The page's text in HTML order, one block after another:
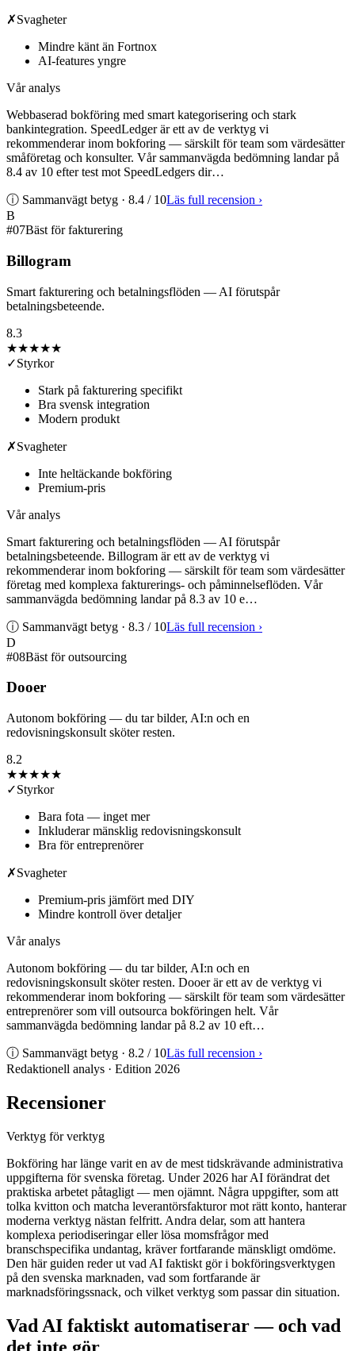
✗Svagheter
Mindre känt än Fortnox
AI-features yngre
Vår analys
Webbaserad bokföring med smart kategorisering och stark
bankintegration. SpeedLedger är ett av de verktyg vi
rekommenderar inom bokforing — särskilt för team som värdesätter
småföretag och konsulter. Vår sammanvägda bedömning landar på
8.4 av 10 efter test mot SpeedLedgers dir…
ⓘ Sammanvägt betyg · 8.4 / 10Läs full recension ›
B
#07Bäst för fakturering
Billogram
Smart fakturering och betalningsflöden — AI förutspår
betalningsbeteende.
8.3
★★★★★
✓Styrkor
Stark på fakturering specifikt
Bra svensk integration
Modern produkt
✗Svagheter
Inte heltäckande bokföring
Premium-pris
Vår analys
Smart fakturering och betalningsflöden — AI förutspår
betalningsbeteende. Billogram är ett av de verktyg vi
rekommenderar inom bokforing — särskilt för team som värdesätter
företag med komplexa fakturerings- och påminnelseflöden. Vår
sammanvägda bedömning landar på 8.3 av 10 e…
ⓘ Sammanvägt betyg · 8.3 / 10Läs full recension ›
D
#08Bäst för outsourcing
Dooer
Autonom bokföring — du tar bilder, AI:n och en
redovisningskonsult sköter resten.
8.2
★★★★★
✓Styrkor
Bara fota — inget mer
Inkluderar mänsklig redovisningskonsult
Bra för entreprenörer
✗Svagheter
Premium-pris jämfört med DIY
Mindre kontroll över detaljer
Vår analys
Autonom bokföring — du tar bilder, AI:n och en
redovisningskonsult sköter resten. Dooer är ett av de verktyg vi
rekommenderar inom bokforing — särskilt för team som värdesätter
entreprenörer som vill outsourca bokföringen helt. Vår
sammanvägda bedömning landar på 8.2 av 10 eft…
ⓘ Sammanvägt betyg · 8.2 / 10Läs full recension ›
Redaktionell analys · Edition 2026
Recensioner
Verktyg för verktyg
Bokföring har länge varit en av de mest tidskrävande administrativa
uppgifterna för svenska företag. Under 2026 har AI förändrat det
praktiska arbetet påtagligt — men ojämnt. Några uppgifter, som att
tolka kvitton och matcha leverantörsfakturor mot rätt konto, hanterar
moderna verktyg nästan felfritt. Andra delar, som att hantera
komplexa periodiseringar eller lösa momsfrågor med
branschspecifika undantag, kräver fortfarande mänskligt omdöme.
Den här guiden reder ut vad AI faktiskt gör i bokföringsverktygen
på den svenska marknaden, vad som fortfarande är
marknadsföringssnack, och vilket verktyg som passar din situation.
Vad AI faktiskt automatiserar — och vad